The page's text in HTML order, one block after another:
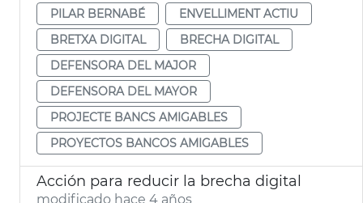
PILAR BERNABÉ
ENVELLIMENT ACTIU
BRETXA DIGITAL
BRECHA DIGITAL
DEFENSORA DEL MAJOR
DEFENSORA DEL MAYOR
PROJECTE BANCS AMIGABLES
PROYECTOS BANCOS AMIGABLES
Acción para reducir la brecha digital
modificado hace 4 años